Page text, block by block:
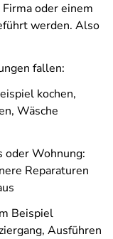
oder einem
werden. Also
fallen:
kochen,
Wäsche
oder Wohnung:
Reparaturen
Beispiel
Ausführen